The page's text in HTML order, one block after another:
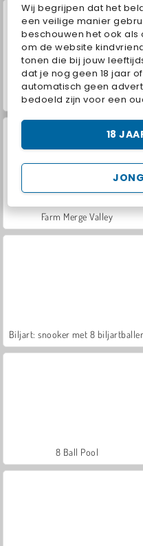
Wij begrijpen dat het
een veilige manier
beschouwen het ook
om de website
tonen die bij jouw
dat je nog geen 18 jaar
automatisch geen
bedoeld zijn voor een
18
ASMR Makeover & Makeup Studio
Farm Merge Valley
Biljart: snooker met 8
8 Ball Pool